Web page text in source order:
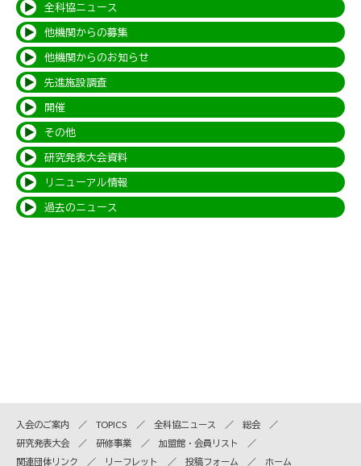
全科協ニュース
他機関からの募集
他機関からのお知らせ
先進施設調査
開催
その他
研究発表大会資料
リニューアル情報
過去のニュース
入会のご案内 TOPICS 全科協ニュース
総会
研究発表大会
研修事業
加盟館・会員リスト
関連団体リンク
リーフレット 投稿フォーム ホーム